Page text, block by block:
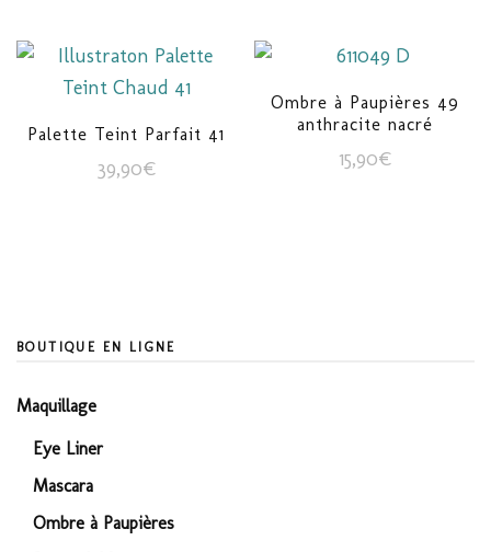
Palette Teint Parfait 41
39,90€
Ombre à Paupières 49
anthracite nacré
15,90€
BOUTIQUE EN LIGNE
Maquillage
Eye Liner
Mascara
Ombre à Paupières